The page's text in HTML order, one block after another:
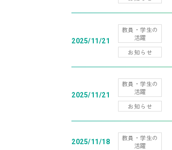
2025/11/21
教員・学生の
活躍
お知らせ
2025/11/21
教員・学生の
活躍
お知らせ
2025/11/18
教員・学生の
活躍